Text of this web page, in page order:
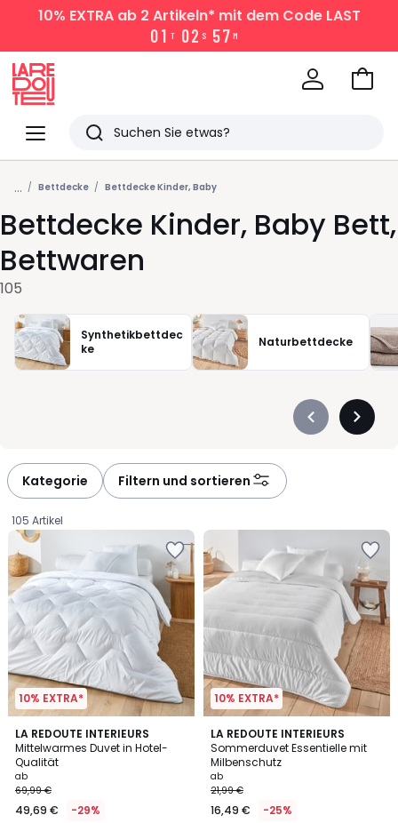
10% EXTRAab 2 Artikeln* mit dem Code LAST
01 T 02 S 57 M
Menü
Redoute
Suchen
Zuletzt
angesehen
Artikel
Zum
... Bettdecke Bettdecke Kinder, Baby
Bettdecke Kinder, Baby Bett,
Bettwaren
105
Synthetikbettdec
ke
Naturbettdecke
Précédent
Kategorie Filtern und sortieren
105 Artikel
10% EXTRA*
LA REDOUTE INTERIEURS
Mittelwarmes Duvet in Hotel-
Qualität
Ab
49,69
€
ab
69,99 €
49,69 € -29%
4,6
/ 5
10% EXTRA*
LA REDOUTE INTERIEURS
Sommerduvet Essentielle mit
Milbenschutz
ab
21,99 €
16,49 € -25%
4,6
/ 5